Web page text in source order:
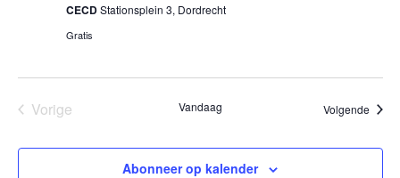
CECDStationsplein 3, Dordrecht
Gratis
VorigeEvenementen Vandaag Volgende
Abonneer op kalender